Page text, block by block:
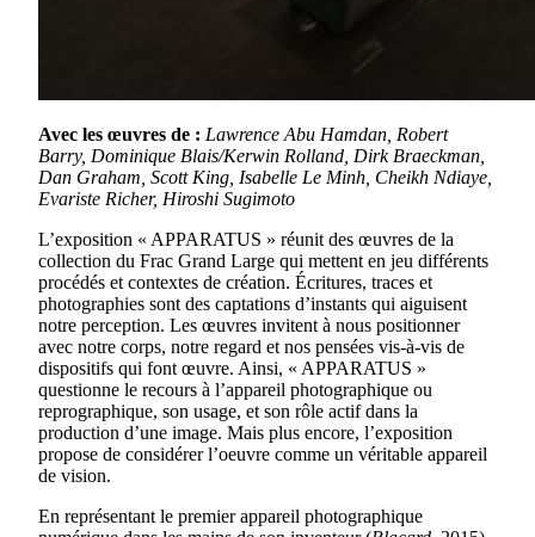
Avec les œuvres de : Lawrence Abu Hamdan, Robert
Barry, Dominique Blais/Kerwin Rolland, Dirk Braeckman,
Dan Graham, Scott King, Isabelle Le Minh, Cheikh Ndiaye,
Evariste Richer, Hiroshi Sugimoto
L’exposition « APPARATUS » réunit des œuvres de la
collection du Frac Grand Large qui mettent en jeu différents
procédés et contextes de création. Écritures, traces et
photographies sont des captations d’instants qui aiguisent
notre perception. Les œuvres invitent à nous positionner
avec notre corps, notre regard et nos pensées vis-à-vis de
dispositifs qui font œuvre. Ainsi, « APPARATUS »
questionne le recours à l’appareil photographique ou
reprographique, son usage, et son rôle actif dans la
production d’une image. Mais plus encore, l’exposition
propose de considérer l’oeuvre comme un véritable appareil
de vision.
En représentant le premier appareil photographique